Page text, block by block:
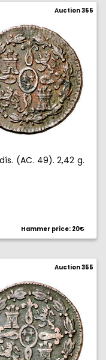
Auction 355
(AC. 49). 2,42 g.
Hammer price: 20€
Auction 355